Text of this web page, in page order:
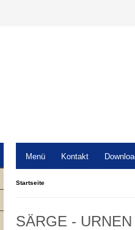
Menü Kontakt
Startseite
SÄRGE -